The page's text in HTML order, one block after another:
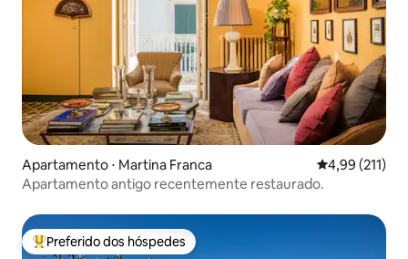
Apartamento ⋅ Martina Franca 4,99 de uma
4,99 (211)
Apartamento antigo recentemente restaurado.
Entre os melhores preferidos dos hóspedes
Preferido dos hóspedes